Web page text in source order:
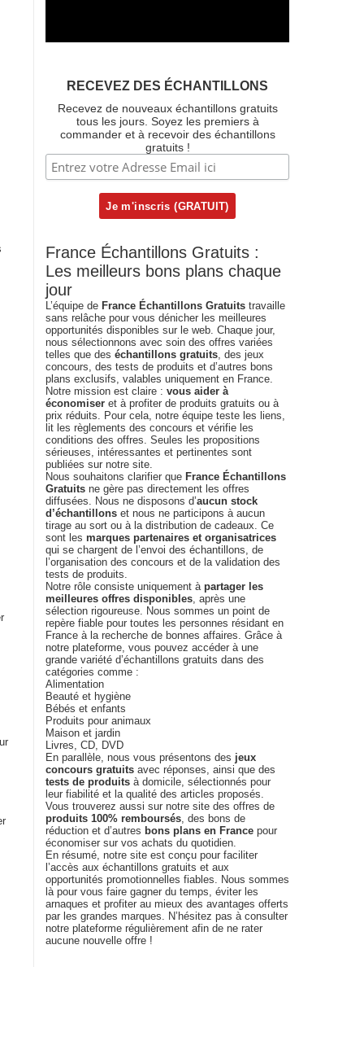
RECEVEZ DES ÉCHANTILLONS
Recevez de nouveaux échantillons gratuits
tous les jours. Soyez les premiers à
commander et à recevoir des échantillons
gratuits !
France Échantillons Gratuits :
Les meilleurs bons plans chaque
jour
L’équipe de France Échantillons Gratuits travaille
sans relâche pour vous dénicher les meilleures
opportunités disponibles sur le web. Chaque jour,
nous sélectionnons avec soin des offres variées
telles que des échantillons gratuits, des jeux
concours, des tests de produits et d’autres bons
plans exclusifs, valables uniquement en France.
Notre mission est claire : vous aider à
économiser et à profiter de produits gratuits ou à
prix réduits. Pour cela, notre équipe teste les liens,
lit les règlements des concours et vérifie les
conditions des offres. Seules les propositions
sérieuses, intéressantes et pertinentes sont
publiées sur notre site.
Nous souhaitons clarifier que France Échantillons
Gratuits ne gère pas directement les offres
diffusées. Nous ne disposons d’aucun stock
d’échantillons et nous ne participons à aucun
tirage au sort ou à la distribution de cadeaux. Ce
sont les marques partenaires et organisatrices
qui se chargent de l’envoi des échantillons, de
l’organisation des concours et de la validation des
tests de produits.
Notre rôle consiste uniquement à partager les
meilleures offres disponibles, après une
sélection rigoureuse. Nous sommes un point de
repère fiable pour toutes les personnes résidant en
France à la recherche de bonnes affaires. Grâce à
notre plateforme, vous pouvez accéder à une
grande variété d’échantillons gratuits dans des
catégories comme :
Alimentation
Beauté et hygiène
Bébés et enfants
Produits pour animaux
Maison et jardin
Livres, CD, DVD
En parallèle, nous vous présentons des jeux
concours gratuits avec réponses, ainsi que des
tests de produits à domicile, sélectionnés pour
leur fiabilité et la qualité des articles proposés.
Vous trouverez aussi sur notre site des offres de
produits 100% remboursés, des bons de
réduction et d’autres bons plans en France pour
économiser sur vos achats du quotidien.
En résumé, notre site est conçu pour faciliter
l’accès aux échantillons gratuits et aux
opportunités promotionnelles fiables. Nous sommes
là pour vous faire gagner du temps, éviter les
arnaques et profiter au mieux des avantages offerts
par les grandes marques. N’hésitez pas à consulter
notre plateforme régulièrement afin de ne rater
aucune nouvelle offre !